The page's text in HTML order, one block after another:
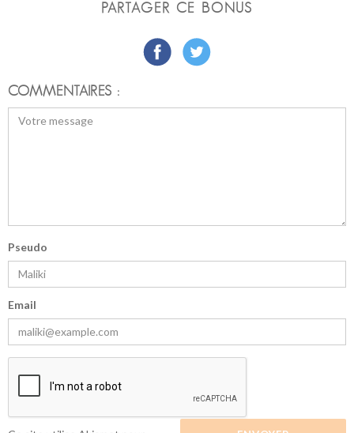
PARTAGER CE BONUS
COMMENTAIRES :
Pseudo
Email